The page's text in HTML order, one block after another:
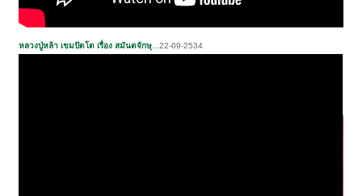
หลวงปู่หล้า เขมปัตโต เรื่อง สมันตจักษุ ...22-09-2534